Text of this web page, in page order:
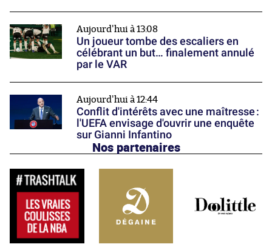
Aujourd'hui à 13:08
Un joueur tombe des escaliers en
célébrant un but… finalement annulé
par le VAR
Aujourd'hui à 12:44
Conflit d'intérêts avec une maîtresse :
l'UEFA envisage d'ouvrir une enquête
sur Gianni Infantino
Nos partenaires